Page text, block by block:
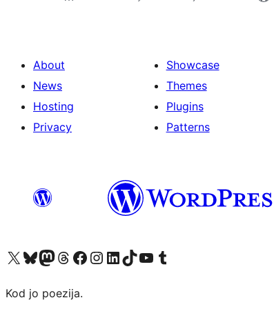
About
News
Hosting
Privacy
Showcase
Themes
Plugins
Patterns
Visit our X (formerly Twitter) account
Visit our Bluesky account
Visit our Mastodon account
Visit our Threads account
Visit our Facebook page
Visit our Instagram account
Visit our LinkedIn account
Visit our TikTok account
Visit our YouTube channel
Visit our Tumblr account
Kod jo poezija.